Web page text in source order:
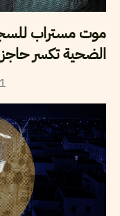
موت مستراب
الضحية تكسر